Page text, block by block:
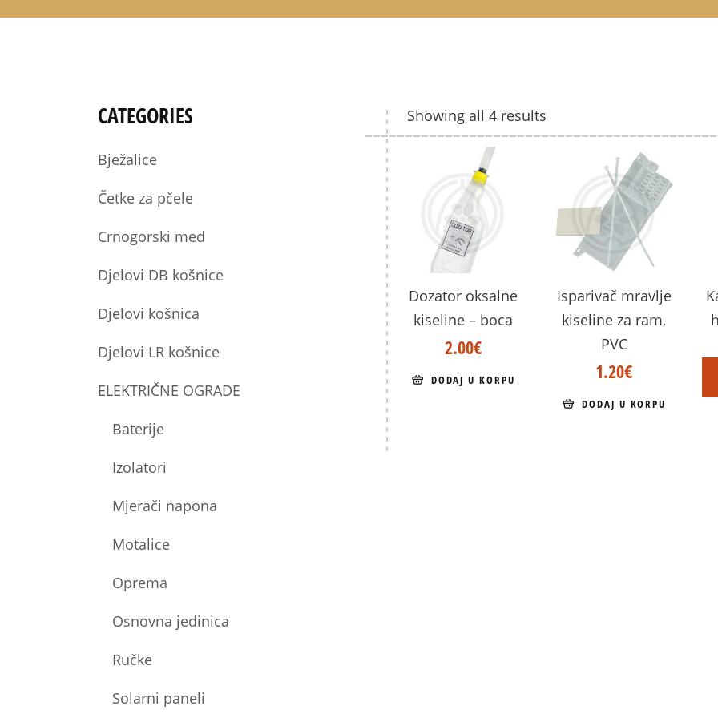
Showing all 4 results
Dozator oksalne
kiseline – boca
2.00€
DODAJ U KORPU
Isparivač mravlje
kiseline za ram,
PVC
1.20€
DODAJ U KORPU
CATEGORIES
Bježalice
Četke za pčele
Crnogorski med
Djelovi DB košnice
Djelovi košnica
Djelovi LR košnice
ELEKTRIČNE OGRADE
Baterije
Izolatori
Mjerači napona
Motalice
Oprema
Osnovna jedinica
Ručke
Solarni paneli